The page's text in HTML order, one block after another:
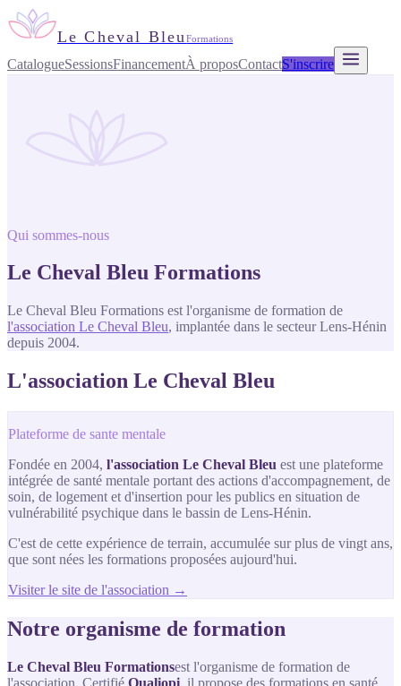
Le Cheval BleuFormations
CatalogueSessionsFinancementÀ proposContactS'inscrire
Qui sommes-nous
Le Cheval Bleu Formations
Le Cheval Bleu Formations est l'organisme de formation de
l'association Le Cheval Bleu, implantée dans le secteur Lens-Hénin
depuis 2004.
L'association Le Cheval Bleu
Plateforme de sante mentale
Fondée en 2004, l'association Le Cheval Bleu est une plateforme
intégrée de santé mentale portant des actions d'accompagnement, de
soin, de logement et d'insertion pour les publics en situation de
vulnérabilité psychique dans le bassin de Lens-Hénin.
C'est de cette expérience de terrain, accumulée sur plus de vingt ans,
que sont nées les formations proposées aujourd'hui.
Visiter le site de l'association →
Notre organisme de formation
Le Cheval Bleu Formationsest l'organisme de formation de
l'association. Certifié Qualiopi, il propose des formations en santé